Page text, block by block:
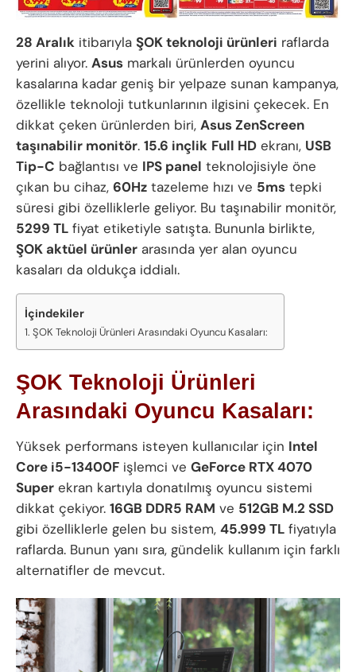
28 Aralık itibarıyla ŞOK teknoloji ürünleri raflarda
yerini alıyor. Asus markalı ürünlerden oyuncu
kasalarına kadar geniş bir yelpaze sunan kampanya,
özellikle teknoloji tutkunlarının ilgisini çekecek. En
dikkat çeken ürünlerden biri, Asus ZenScreen
taşınabilir monitör. 15.6 inçlik Full HD ekranı, USB
Tip-C bağlantısı ve IPS panel teknolojisiyle öne
çıkan bu cihaz, 60Hz tazeleme hızı ve 5ms tepki
süresi gibi özelliklerle geliyor. Bu taşınabilir monitör,
5299 TL fiyat etiketiyle satışta. Bununla birlikte,
ŞOK aktüel ürünler arasında yer alan oyuncu
kasaları da oldukça iddialı.
İçindekiler
ŞOK Teknoloji Ürünleri Arasındaki Oyuncu Kasaları:
ŞOK Teknoloji Ürünleri
Arasındaki Oyuncu Kasaları:
Yüksek performans isteyen kullanıcılar için Intel
Core i5-13400F işlemci ve GeForce RTX 4070
Super ekran kartıyla donatılmış oyuncu sistemi
dikkat çekiyor. 16GB DDR5 RAM ve 512GB M.2 SSD
gibi özelliklerle gelen bu sistem, 45.999 TL fiyatıyla
raflarda. Bunun yanı sıra, gündelik kullanım için farklı
alternatifler de mevcut.